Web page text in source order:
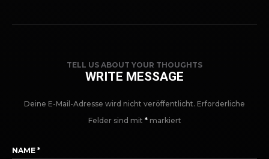
TELL US ABOUT YOUR THOUGHTS
WRITE MESSAGE
Deine E-Mail-Adresse wird nicht veröffentlicht. Erforderliche
Felder sind mit *markiert
NAME *